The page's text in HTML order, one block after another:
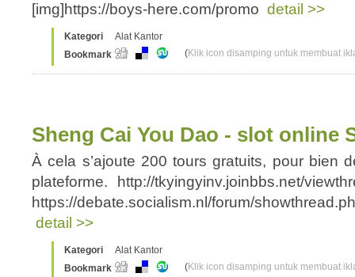
[img]https://boys-here.com/promo detail >>
Kategori
Alat Kantor
Bookmark
(Klik icon disamping untuk membuat
Sheng Cai You Dao - slot online
À cela s’ajoute 200 tours gratuits, pour bien
plateforme. http://tkyingyinv.joinbbs.net/
https://debate.socialism.nl/forum/
detail >>
Kategori
Alat Kantor
Bookmark
(Klik icon disamping untuk membuat